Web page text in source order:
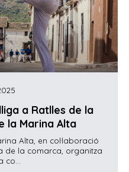
a Ratlles de la
la Marina Alta
Alta, en col·laboració
de la comarca, organitza
co...